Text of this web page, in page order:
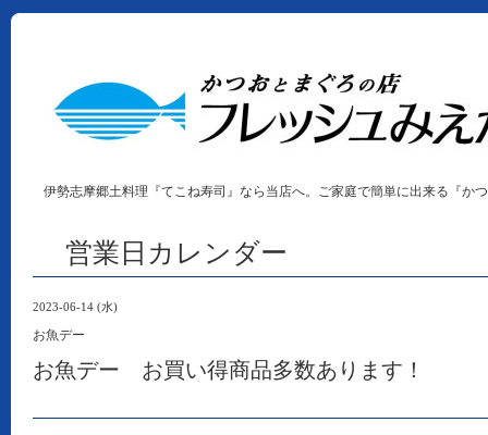
伊勢志摩郷土料理『てこね寿司』なら当店へ。ご家庭で簡単に出来る『か
営業日カレンダー
2023-06-14 (水)
お魚デー
お魚デー お買い得商品多数あります！